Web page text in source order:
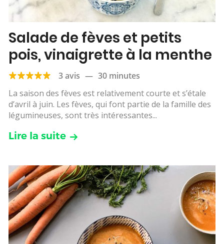
Salade de fèves et petits
pois, vinaigrette à la menthe
3 avis — 30 minutes
La saison des fèves est relativement courte et s’étale
d’avril à juin. Les fèves, qui font partie de la famille des
légumineuses, sont très intéressantes...
Lire la suite